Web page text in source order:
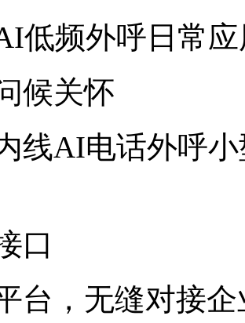
低频外呼日常
候关怀
线AI电话外呼
口
台，无缝对接